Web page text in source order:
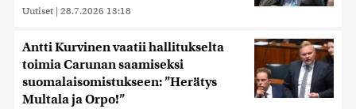
Uutiset | 28.7.2026 13:18
Antti Kurvinen vaatii hallitukselta
toimia Carunan saamiseksi
suomalaisomistukseen: ”Herätys
Multala ja Orpo!”